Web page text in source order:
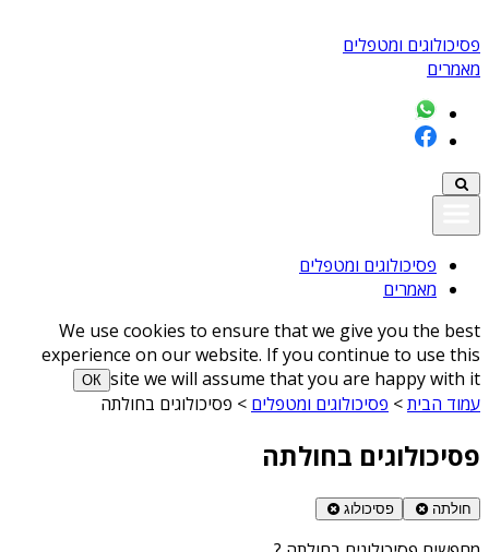
פסיכולוגים ומטפלים
מאמרים
פסיכולוגים ומטפלים
מאמרים
We use cookies to ensure that we give you the best
experience on our website. If you continue to use this
site we will assume that you are happy with it
ОК
עמוד הבית> פסיכולוגים ומטפלים > פסיכולוגים בחולתה
פסיכולוגים בחולתה
חולתה פסיכולוג